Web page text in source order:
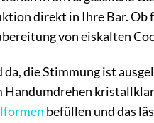
direkt in Ihre Bar. Ob
von eiskalten
da, die Stimmung ist
Handumdrehen
befüllen und das